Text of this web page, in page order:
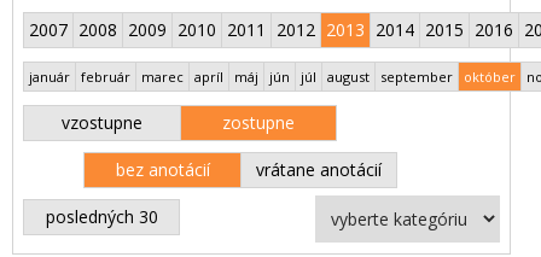
2007 2008 2009 2010 2011 2012 2013 2014 2015 2016
január február marec apríl máj jún júl august september október
vzostupne zostupne
bez anotácií vrátane anotácií
posledných 30